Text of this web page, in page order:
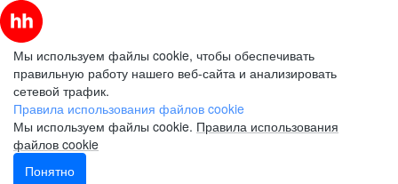
Мы используем файлы cookie, чтобы обеспечивать
правильную работу нашего веб-сайта и анализировать
сетевой трафик.
Правила использования файлов cookie
Мы используем файлы cookie. Правила использования
файлов cookie
Понятно